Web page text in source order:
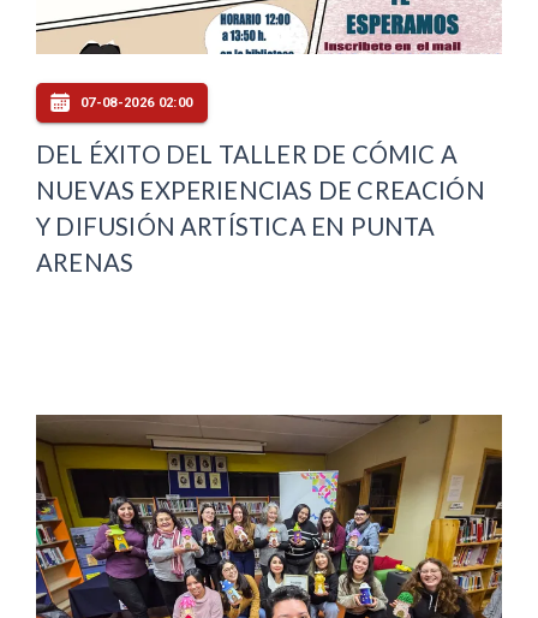
07-08-2026 02:00
DEL ÉXITO DEL TALLER DE CÓMIC A
NUEVAS EXPERIENCIAS DE CREACIÓN
Y DIFUSIÓN ARTÍSTICA EN PUNTA
ARENAS